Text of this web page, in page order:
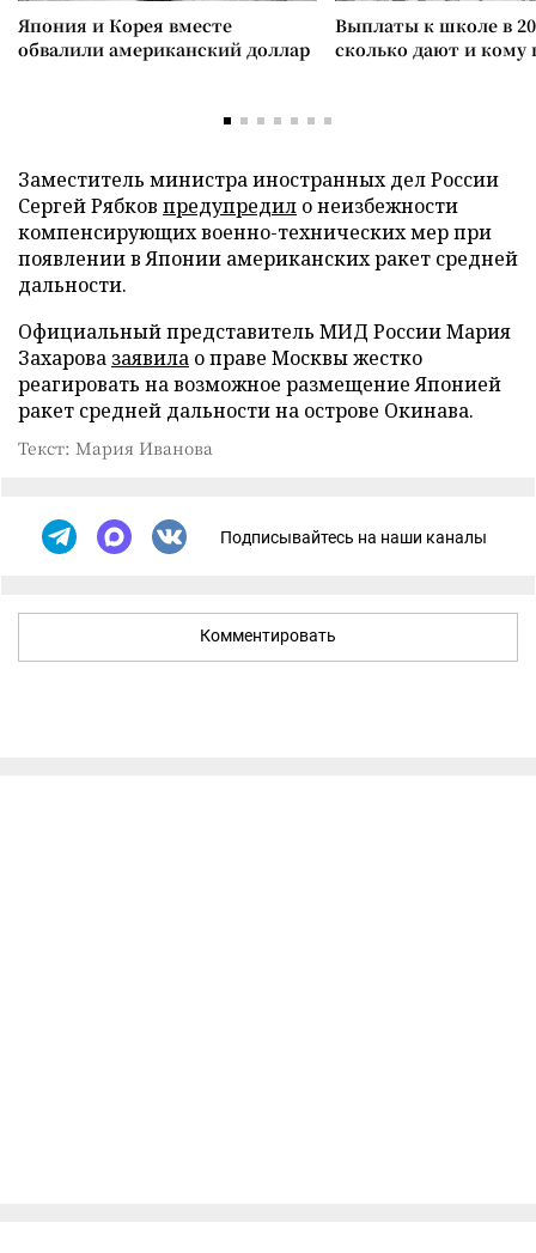
Япония и Корея вместе
обвалили американский доллар
Выплаты к школе в
сколько дают и
Заместитель министра иностранных дел России
Сергей Рябков предупредил о неизбежности
компенсирующих военно-технических мер при
появлении в Японии американских ракет средней
дальности.
Официальный представитель МИД России Мария
Захарова заявила о праве Москвы жестко
реагировать на возможное размещение Японией
ракет средней дальности на острове Окинава.
Текст: Мария Иванова
Подписывайтесь на наши каналы
Комментировать